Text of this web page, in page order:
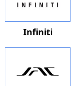
Infiniti